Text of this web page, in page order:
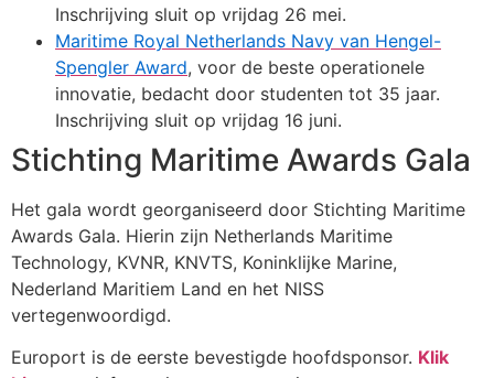
Inschrijving sluit op vrijdag 26 mei.
Maritime Royal Netherlands Navy van Hengel-
Spengler Award, voor de beste operationele
innovatie, bedacht door studenten tot 35 jaar.
Inschrijving sluit op vrijdag 16 juni.
Stichting Maritime Awards Gala
Het gala wordt georganiseerd door Stichting Maritime
Awards Gala. Hierin zijn Netherlands Maritime
Technology, KVNR, KNVTS, Koninklijke Marine,
Nederland Maritiem Land en het NISS
vertegenwoordigd.
Europort is de eerste bevestigde hoofdsponsor. Klik